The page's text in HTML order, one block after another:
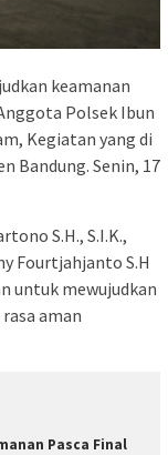
keamanan
Polsek Ibun
Kegiatan yang di
Bandung. Senin, 17
S.H., S.I.K.,
Fourtjahjanto S.H
untuk mewujudkan
aman
Pasca Final